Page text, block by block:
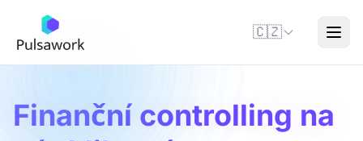
🇨🇿
Finanční controlling na